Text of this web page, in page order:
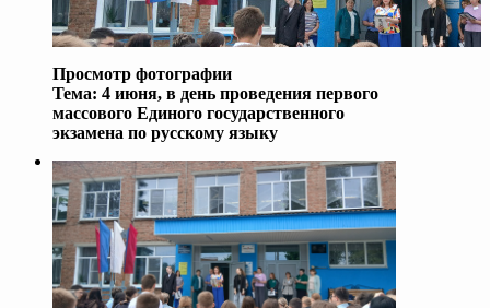
Просмотр фотографии
Тема: 4 июня, в день проведения первого
массового Единого государственного
экзамена по русскому языку